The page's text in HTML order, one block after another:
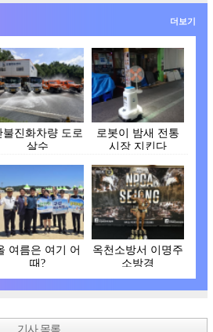
더보기
불진화차량 도로
살수
로봇이 밤새 전통
시장 지킨다
여름은 여기 어
때?
옥천소방서 이명주
소방경
기사 목록